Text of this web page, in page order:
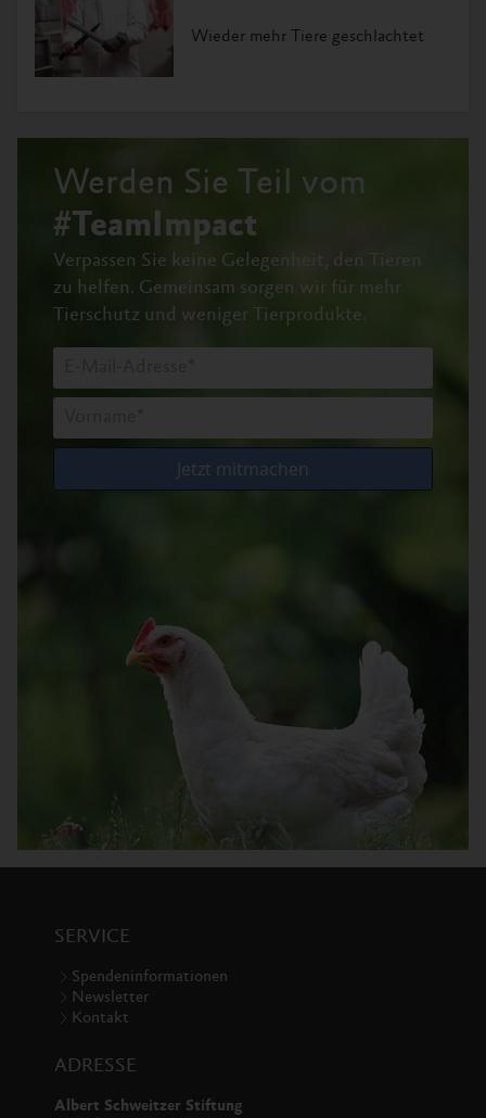
Wieder mehr Tiere geschlachtet
Werden Sie Teil vom
#TeamImpact
Verpassen Sie keine Gelegenheit, den Tieren
zu helfen. Gemeinsam sorgen wir für mehr
Tierschutz und weniger Tierprodukte.
SERVICE
Spendeninformationen
Newsletter
Kontakt
ADRESSE
Albert Schweitzer Stiftung